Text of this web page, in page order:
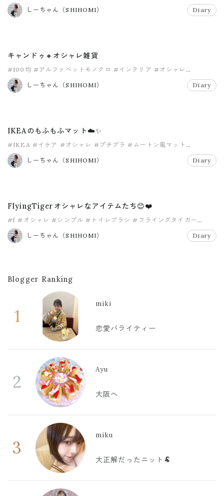
しーちゃん（SHIHOMI） Diary
キャンドゥ🔸オシャレ雑貨
#100均 #アルファベットモノクロ #インテリア #オシャレ
#オシャレインテリア
しーちゃん（SHIHOMI）
Diary
IKEAのもふもふマット☁️✨
#IKEA #イケア #オシャレ #プチプラ #ムートン風マット
#ラミータ
しーちゃん（SHIHOMI）
Diary
FlyingTigerオシャレなアイテムたち😊❤️
#f #オシャレ #シンプル #トイレブラシ #フライングタイガー
#フレーム
しーちゃん（SHIHOMI）
Diary
Blogger Ranking
1
miki
恋愛バライティー
2
Ayu
大阪へ
3
miku
大正解だったニット🐏